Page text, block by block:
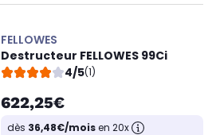
FELLOWES
Destructeur FELLOWES 99Ci
4/5(1)
622,25€
dès 36,48€/moisen 20x